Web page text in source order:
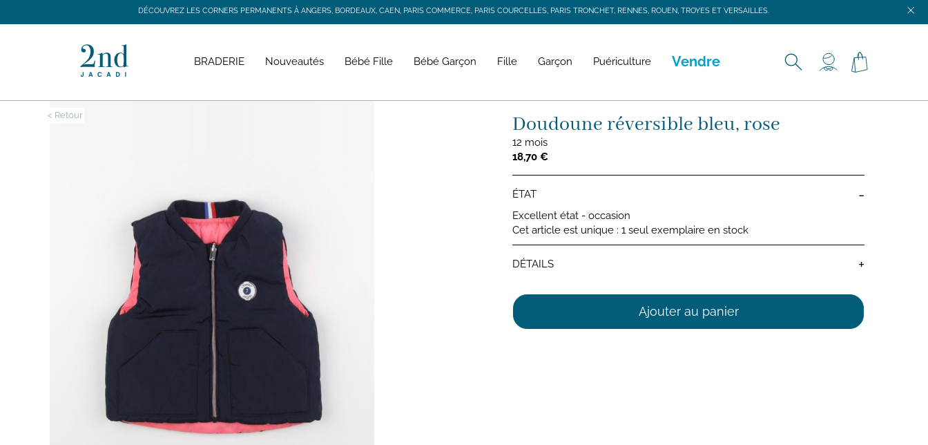
DÉCOUVREZ LES CORNERS PERMANENTS À ANGERS, BORDEAUX, CAEN, PARIS COMMERCE, PARIS COURCELLES, PARIS TRONCHET, RENNES, ROUEN, TROYES ET VERSAILLES.
BRADERIE Nouveautés Bébé Fille Bébé Garçon Fille Garçon Puériculture Vendre
< Retour Doudoune réversible bleu, rose
12 mois
18,70 €
ÉTAT -
Excellent état - occasion
Cet article est unique : 1 seul exemplaire en stock
DÉTAILS +
Ajouter au panier